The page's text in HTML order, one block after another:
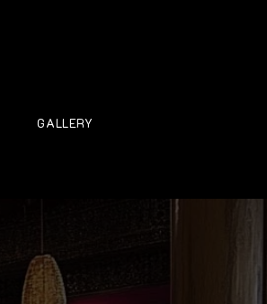
GALLERY